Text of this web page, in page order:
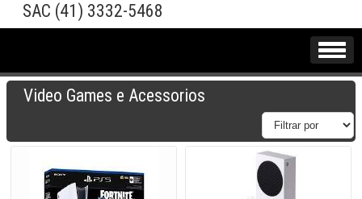
SAC (41) 3332-5468
Video Games e Acessorios